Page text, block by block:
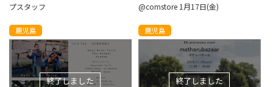
プスタッフ
@comstore 1月17日(金)
鹿児島
終了しました
鹿児島
終了しました